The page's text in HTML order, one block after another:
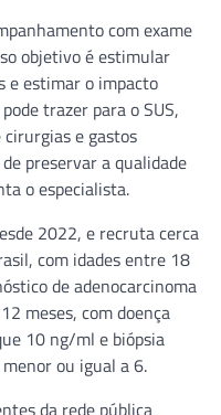
com exame
objetivo é estimular
e estimar o impacto
trazer para o SUS,
e gastos
preservar a qualidade
o especialista.
2022, e recruta cerca
com idades entre 18
de adenocarcinoma
meses, com doença
10 ng/ml e biópsia
ou igual a 6.
da rede pública